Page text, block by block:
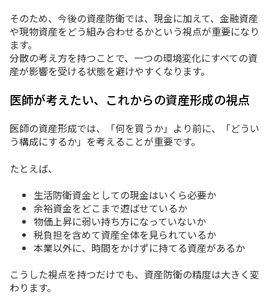
そのため、今後の資産防衛では、現金に加えて、金融資産
や現物資産をどう組み合わせるかという視点が重要になり
ます。
分散の考え方を持つことで、一つの環境変化にすべての資
産が影響を受ける状態を避けやすくなります。
医師が考えたい、これからの資産形成の視点
医師の資産形成では、「何を買うか」より前に、「どうい
う構成にするか」を考えることが重要です。
たとえば、
生活防衛資金としての現金はいくら必要か
余裕資金をどこまで遊ばせているか
物価上昇に弱い持ち方になっていないか
税負担を含めて資産全体を見られているか
本業以外に、時間をかけずに持てる資産があるか
こうした視点を持つだけでも、資産防衛の精度は大きく変
わります。